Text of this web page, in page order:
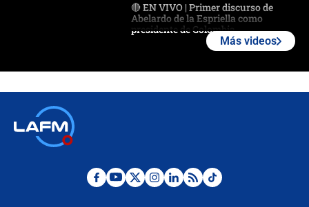
🔴 EN VIVO | Primer discurso de
Abelardo de la Espriella como
presidente de Colombia
Desde dermatitis hasta infecciones:
Más videos